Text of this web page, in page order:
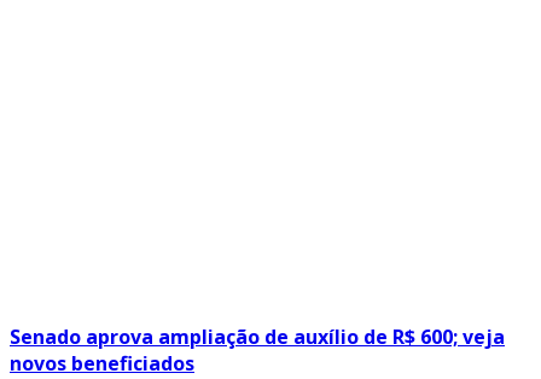
Senado aprova ampliação de auxílio de R$ 600; veja
novos beneficiados